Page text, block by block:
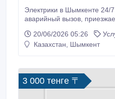
Электрики в Шымкенте 24/7 к Вашим услугам ,
аварийный вызов, приезжаем в течении одного
русском языках, Имеются дипломированные
специалисты , быстро установят проблему и решат
20/06/2026 05:26
Казахстан, Шымкент
3 000 тенге 〒